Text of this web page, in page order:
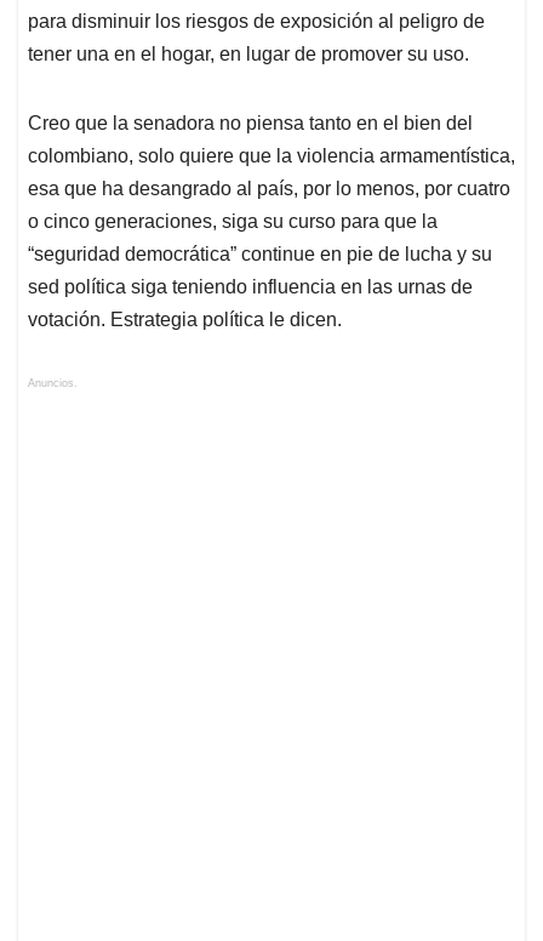
para disminuir los riesgos de exposición al peligro de
tener una en el hogar, en lugar de promover su uso.
Creo que la senadora no piensa tanto en el bien del
colombiano, solo quiere que la violencia armamentística,
esa que ha desangrado al país, por lo menos, por cuatro
o cinco generaciones, siga su curso para que la
“seguridad democrática” continue en pie de lucha y su
sed política siga teniendo influencia en las urnas de
votación. Estrategia política le dicen.
Anuncios.